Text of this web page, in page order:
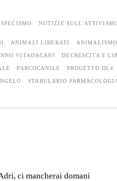
NOTIZIE
ANIMALI LIBERATI ANIMALISMO
VITADACANI DECRESCITA E
PARCOCANILE PROGETTO DL4
STABULARIO
ci mancherai domani